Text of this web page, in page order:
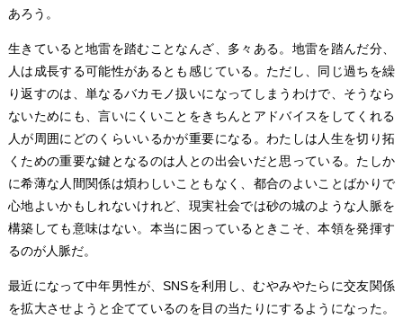
あろう。
生きていると地雷を踏むことなんざ、多々ある。地雷を踏んだ分、
人は成長する可能性があるとも感じている。ただし、同じ過ちを繰
り返すのは、単なるバカモノ扱いになってしまうわけで、そうなら
ないためにも、言いにくいことをきちんとアドバイスをしてくれる
人が周囲にどのくらいいるかが重要になる。わたしは人生を切り拓
くための重要な鍵となるのは人との出会いだと思っている。たしか
に希薄な人間関係は煩わしいこともなく、都合のよいことばかりで
心地よいかもしれないけれど、現実社会では砂の城のような人脈を
構築しても意味はない。本当に困っているときこそ、本領を発揮す
るのが人脈だ。
最近になって中年男性が、SNSを利用し、むやみやたらに交友関係
を拡大させようと企てているのを目の当たりにするようになった。